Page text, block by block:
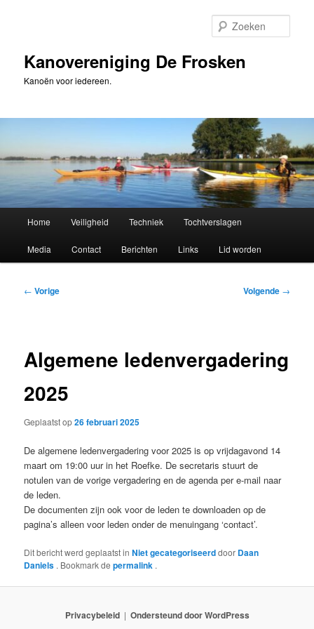
inhoudKanovereniging De Frosken
Kanoën voor iedereen.
Home Veiligheid Techniek Tochtverslagen
Media Contact Berichten Links Lid worden
Bericht
← Vorige Volgende →
Algemene ledenvergadering
2025
Geplaatst op26 februari 2025
De algemene ledenvergadering voor 2025 is op vrijdagavond 14
maart om 19:00 uur in het Roefke. De secretaris stuurt de
notulen van de vorige vergadering en de agenda per e-mail naar
de leden.
De documenten zijn ook voor de leden te downloaden op de
pagina’s alleen voor leden onder de menuingang ‘contact’.
Dit bericht werd geplaatst inNiet gecategoriseerddoor Daan
Daniels . Bookmark depermalink .
Privacybeleid Ondersteund door WordPress